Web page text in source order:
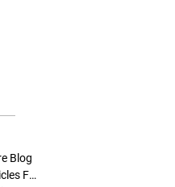
Blog
Stratégies de Publication : Boostez Votre Blog avec des Articles Fréquents et Exclusifs